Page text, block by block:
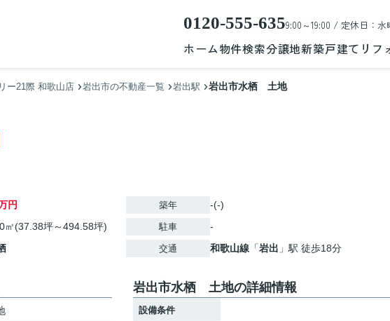
0120-555-6359:00～19:00 / 定休日：水
ホーム物件検索分譲地新築戸建て リフ
ー21際 和歌山店 岩出市の不動産一覧 岩出駅 岩出市水栖 土地
円
㎡(37.38坪～494.58坪)
築年 -(-)
駐車 -
交通 和歌山線 「岩出 」駅 徒歩18分
岩出市水栖 土地の詳細情報
設備条件